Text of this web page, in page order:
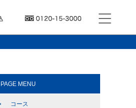
PAGE MENU
コース